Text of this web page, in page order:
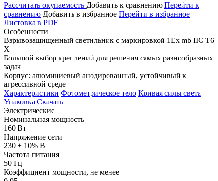
Рассчитать окупаемость Добавить к сравнению Перейти к
сравнению Добавить в избранное Перейти в избранное
Листовка в PDF
Особенности
Взрывозащищенный светильник с маркировкой 1Ex mb IIС T6
X
Большой выбор креплений для решения самых разнообразных
задач
Корпус: алюминиевый анодированный, устойчивый к
агрессивной среде
Характеристики Фотометрическое тело Кривая силы света
Упаковка Скачать
Электрические
Номинальная мощность
160 Вт
Напряжение сети
230 ± 10% В
Частота питания
50 Гц
Коэффициент мощности, не менее